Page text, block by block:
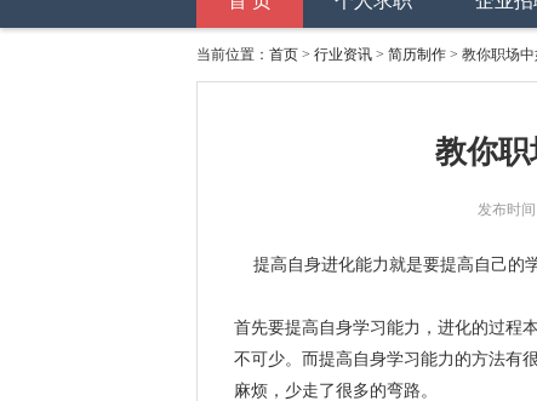
当前位置： 首页 > 行业资讯 > 简历制作 > 教你职场
教你
发布时
提高自身进化能力就是要提高自己的
首先要提高自身学习能力，进化的过程
不可少。而提高自身学习能力的方法有
麻烦，少走了很多的弯路。